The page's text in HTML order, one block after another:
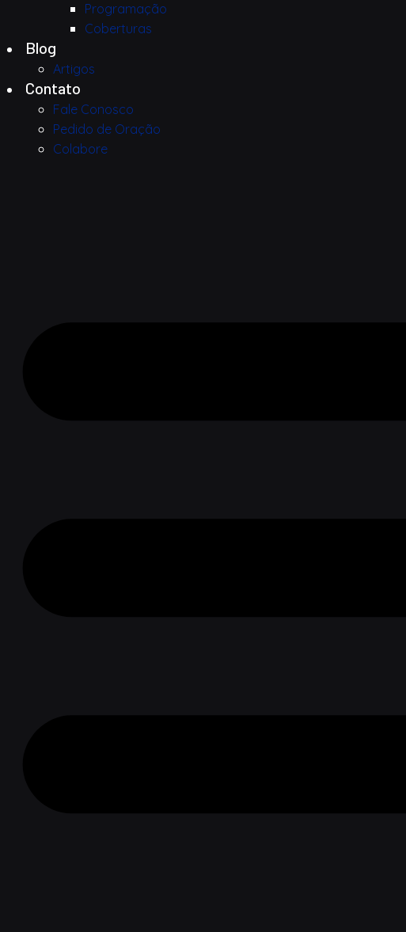
Programação
Coberturas
Blog
Artigos
Contato
Fale Conosco
Pedido de Oração
Colabore